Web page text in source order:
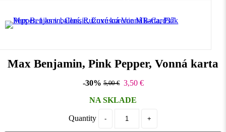
Max Benjamin, Pink Pepper, Vonná karta
-30% 5,00€ 3,50 €
NA SKLADE
Quantity